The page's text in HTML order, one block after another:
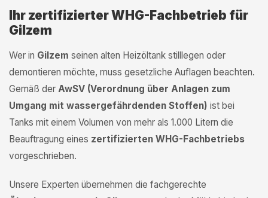
Ihr zertifizierter WHG-Fachbetrieb für
Gilzem
Wer in Gilzem seinen alten Heizöltank stilllegen oder
demontieren möchte, muss gesetzliche Auflagen beachten.
Gemäß der AwSV (Verordnung über Anlagen zum
Umgang mit wassergefährdenden Stoffen) ist bei
Tanks mit einem Volumen von mehr als 1.000 Litern die
Beauftragung eines zertifizierten WHG-Fachbetriebs
vorgeschrieben.
Unsere Experten übernehmen die fachgerechte